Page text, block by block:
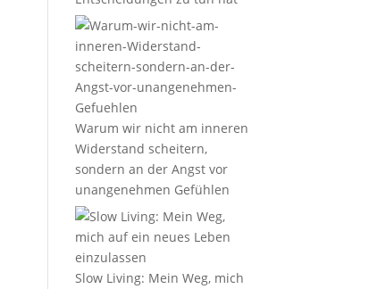
Warum wir nicht am inneren
Widerstand scheitern,
sondern an der Angst vor
unangenehmen Gefühlen
Slow Living: Mein Weg, mich